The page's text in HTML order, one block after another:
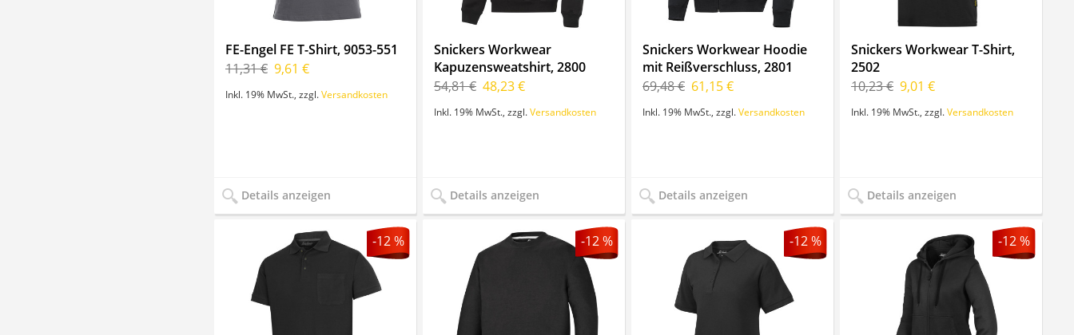
FE-Engel FE T-Shirt, 9053-551
11,31 € 9,61 €
Inkl. 19% MwSt. zzgl. Versandkosten
Details anzeigen
Snickers Workwear
Kapuzensweatshirt, 2800
54,81 € 48,23 €
Inkl. 19% MwSt. zzgl. Versandkosten
Details anzeigen
Snickers Workwear Hoodie
mit Reißverschluss, 2801
69,48 € 61,15 €
Inkl. 19% MwSt. zzgl. Versandkosten
Details anzeigen
Snickers Workwear T-Shirt,
2502
10,23 € 9,01 €
Inkl. 19% MwSt. zzgl. Versandkosten
Details anzeigen
-12 % -12 % -12 % -12 %